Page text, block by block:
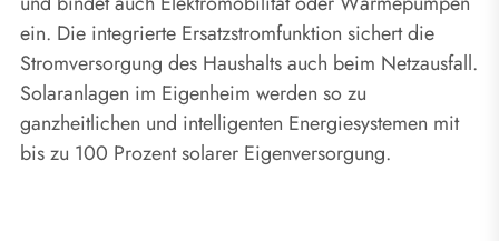
ein. Die integrierte Ersatzstromfunktion sichert die
Stromversorgung des Haushalts auch beim Netzausfall.
Solaranlagen im Eigenheim werden so zu
ganzheitlichen und intelligenten Energiesystemen mit
bis zu 100 Prozent solarer Eigenversorgung.